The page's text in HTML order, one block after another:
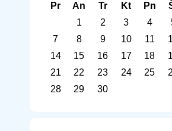
Pr
An Tr Kt Pn
1
2 3 4
7
8 9 10 11
14
15 16 17 18
21
22 23 24 25
28
29 30